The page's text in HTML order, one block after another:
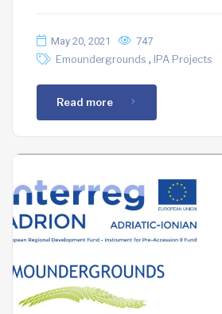
May 20, 2021
747
Emoundergrounds , IPA Projects
Read more